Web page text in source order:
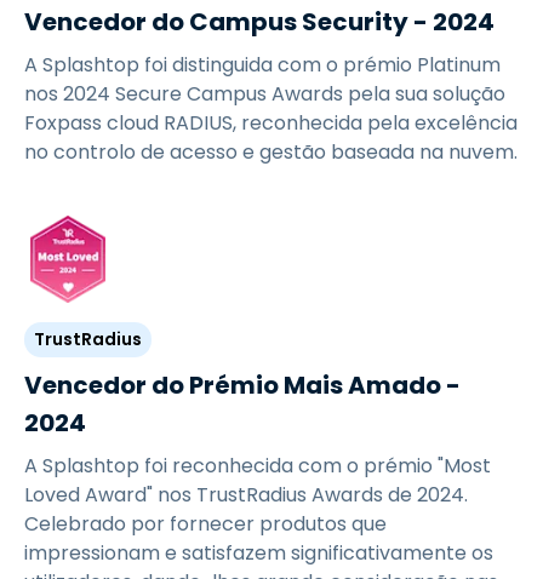
Vencedor do Campus Security - 2024
A Splashtop foi distinguida com o prémio Platinum
nos 2024 Secure Campus Awards pela sua solução
Foxpass cloud RADIUS, reconhecida pela excelência
no controlo de acesso e gestão baseada na nuvem.
TrustRadius
Vencedor do Prémio Mais Amado -
2024
A Splashtop foi reconhecida com o prémio "Most
Loved Award" nos TrustRadius Awards de 2024.
Celebrado por fornecer produtos que
impressionam e satisfazem significativamente os